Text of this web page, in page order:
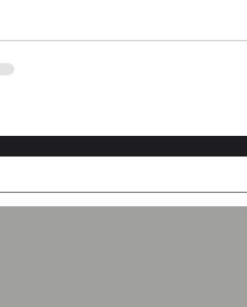
서빙, 대화, 노래 분위기 보조 등이다. 일
강남 가라오케 알바의 가